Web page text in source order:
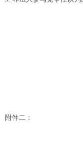
附件二：